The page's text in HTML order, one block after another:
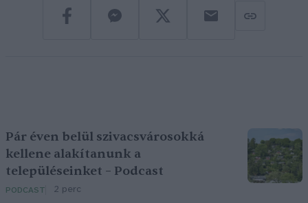
Pár éven belül szivacsvárosokká
kellene alakítanunk a
településeinket – Podcast
PODCAST 2 perc